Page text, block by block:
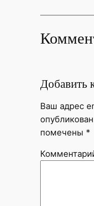
Добавить
Ваш адрес
помечены *